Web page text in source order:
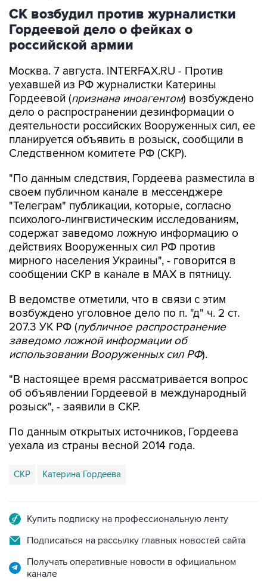
СК возбудил против журналистки
Гордеевой дело о фейках о
российской армии
Москва. 7 августа. INTERFAX.RU - Против
уехавшей из РФ журналистки Катерины
Гордеевой (признана иноагентом) возбуждено
дело о распространении дезинформации о
деятельности российских Вооруженных сил, ее
планируется объявить в розыск, сообщили в
Следственном комитете РФ (СКР).
"По данным следствия, Гордеева разместила в
своем публичном канале в мессенджере
"Телеграм" публикации, которые, согласно
психолого-лингвистическим исследованиям,
содержат заведомо ложную информацию о
действиях Вооруженных сил РФ против
мирного населения Украины", - говорится в
сообщении СКР в канале в MAX в пятницу.
В ведомстве отметили, что в связи с этим
возбуждено уголовное дело по п. "д" ч. 2 ст.
207.3 УК РФ (публичное распространение
заведомо ложной информации об
использовании Вооруженных сил РФ).
"В настоящее время рассматривается вопрос
об объявлении Гордеевой в международный
розыск", - заявили в СКР.
По данным открытых источников, Гордеева
уехала из страны весной 2014 года.
СКР Катерина Гордеева
Купить подписку на профессиональную ленту
Подписаться на рассылку главных новостей сайта
Получать оперативные новости в официальном
канале